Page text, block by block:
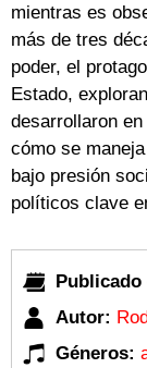
mientras es
más de tres
poder, el
Estado,
desarrollaron
cómo se
bajo presión
políticos clave
Publicado
Autor:
Géneros: